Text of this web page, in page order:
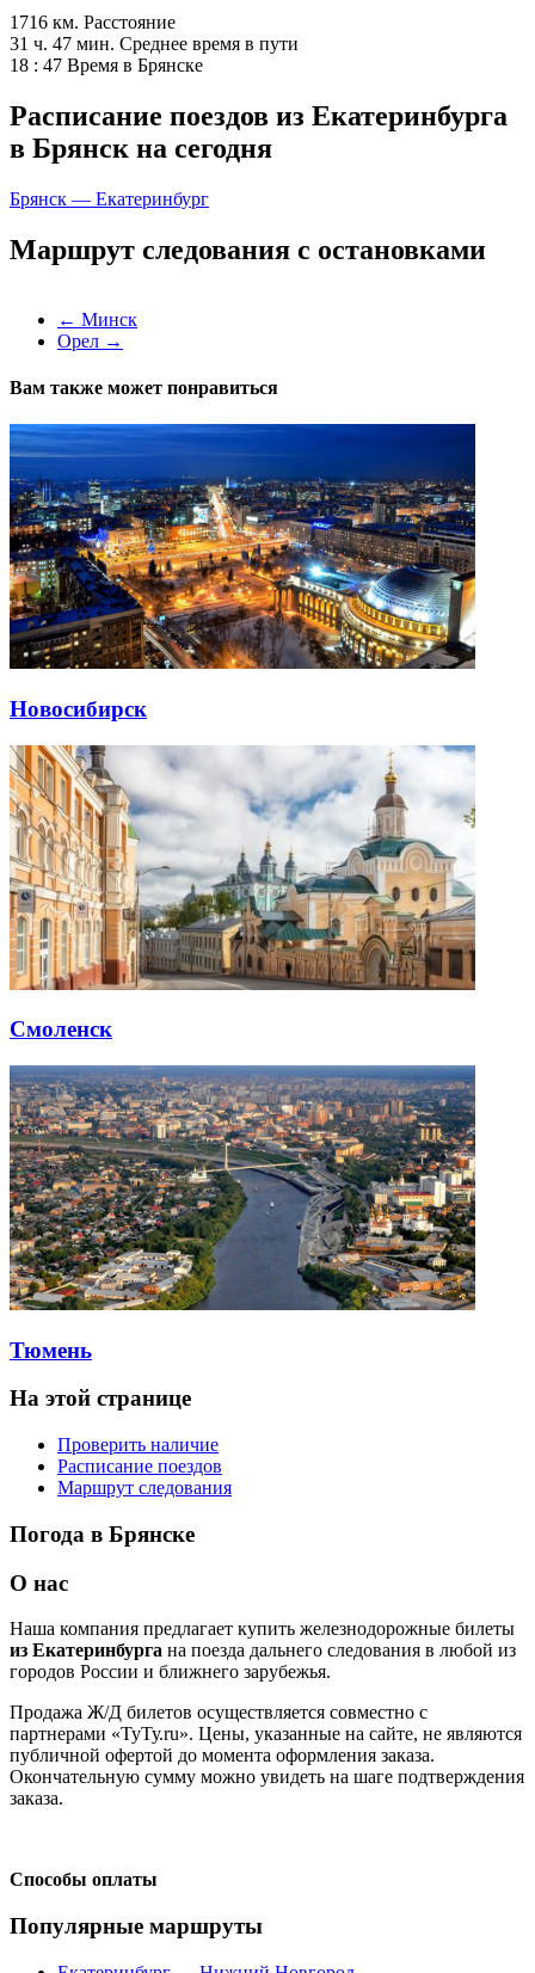
1716 км. Расстояние
31 ч. 47 мин. Среднее время в пути
18 : 47 Время в Брянске
Расписание поездов из Екатеринбурга
в Брянск на сегодня
Брянск — Екатеринбург
Маршрут следования с остановками
← Минск
Орел →
Вам также может понравиться
Новосибирск
Смоленск
Тюмень
На этой странице
Проверить наличие
Расписание поездов
Маршрут следования
Погода в Брянске
О нас
Наша компания предлагает купить железнодорожные билеты
из Екатеринбурга на поезда дальнего следования в любой из
городов России и ближнего зарубежья.
Продажа Ж/Д билетов осуществляется совместно с
партнерами «ТуТу.ru». Цены, указанные на сайте, не являются
публичной офертой до момента оформления заказа.
Окончательную сумму можно увидеть на шаге подтверждения
заказа.
Способы оплаты
Популярные маршруты